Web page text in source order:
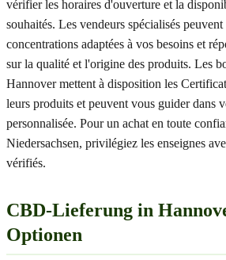
vérifier les horaires d'ouverture et la
souhaités. Les vendeurs spécialisés
concentrations adaptées à vos besoins et
sur la qualité et l'origine des produits. Les
Hannover mettent à disposition les
leurs produits et peuvent vous guider dans
personnalisée. Pour un achat en toute
Niedersachsen, privilégiez les enseignes
vérifiés.
CBD-Lieferung in
Optionen